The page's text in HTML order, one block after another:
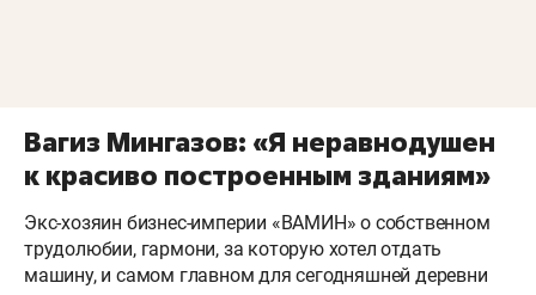
Вагиз Мингазов: «Я неравнодушен
к красиво построенным зданиям»
Экс-хозяин бизнес-империи «ВАМИН» о собственном
трудолюбии, гармони, за которую хотел отдать
машину, и самом главном для сегодняшней деревни